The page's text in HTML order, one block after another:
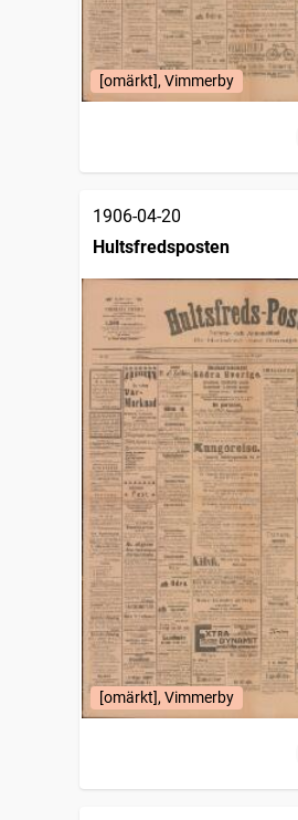
[omärkt], Vimmerby
1906-04-20
Hultsfredsposten
[omärkt], Vimmerby